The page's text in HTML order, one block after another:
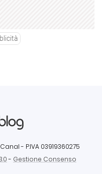
- P.IVA 03919360275
- Gestione Consenso